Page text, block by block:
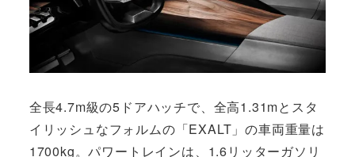
全長4.7m級の5ドアハッチで、全高1.31mとスタ
イリッシュなフォルムの「EXALT」の車両重量は
1700kg。パワートレインは、1.6リッターガソリ